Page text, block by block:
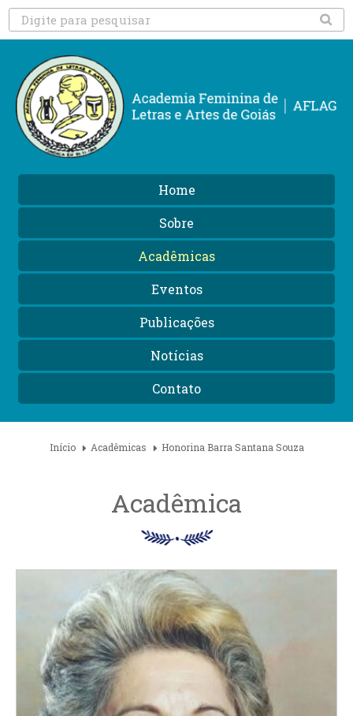
Home
Sobre
Acadêmicas
Eventos
Publicações
Notícias
Contato
Início Acadêmicas Honorina Barra Santana Souza
Acadêmica